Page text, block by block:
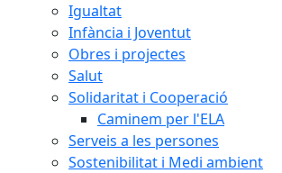
Igualtat
Infància i Joventut
Obres i projectes
Salut
Solidaritat i Cooperació
Caminem per l'ELA
Serveis a les persones
Sostenibilitat i Medi ambient